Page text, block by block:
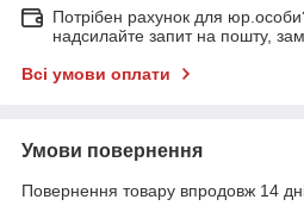
Потрібен рахунок для
надсилайте запит на пошту,
Всі умови оплати
Умови повернення
Повернення товару впродовж 14